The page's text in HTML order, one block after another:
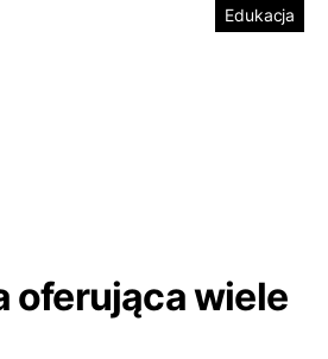
Edukacja
oferująca wiele